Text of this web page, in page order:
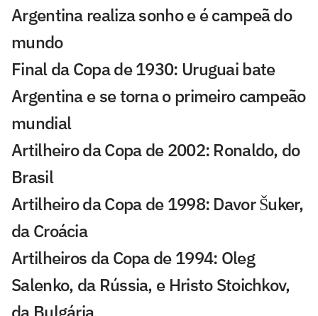
Argentina realiza sonho e é campeã do
mundo
Final da Copa de 1930: Uruguai bate
Argentina e se torna o primeiro campeão
mundial
Artilheiro da Copa de 2002: Ronaldo, do
Brasil
Artilheiro da Copa de 1998: Davor Šuker,
da Croácia
Artilheiros da Copa de 1994: Oleg
Salenko, da Rússia, e Hristo Stoichkov,